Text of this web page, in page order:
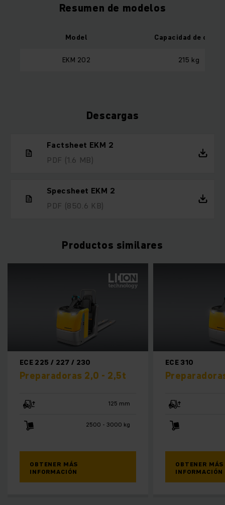
Resumen de modelos
Model Capacidad de carga
EKM 202 215 kg
Descargas
Factsheet EKM 2
PDF (1.6 MB)
Specsheet EKM 2
PDF (850.6 KB)
Productos similares
ECE 225 / 227 / 230
Preparadoras 2,0 - 2,5t
125 mm
2500 - 3000 kg
OBTENER MÁS
INFORMACIÓN
ECE 310
OBTENER MÁS
INFORMACIÓN